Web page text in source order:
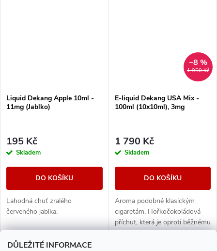
DŮLEŽITÉ INFORMACE
Liquid Dekang Apple 10ml -
11mg (Jablko)
195 Kč
Skladem
DO KOŠÍKU
Lahodná chuť zralého
červeného jablka.
1 950 Kč
–8 %
E-liquid Dekang USA Mix -
100ml (10x10ml), 3mg
1 790 Kč
Skladem
DO KOŠÍKU
Aroma podobné klasickým
cigaretám. Hořkočokoládová
příchut, která je oproti běžnému
tabáku jemnější a nasládlejší. Z